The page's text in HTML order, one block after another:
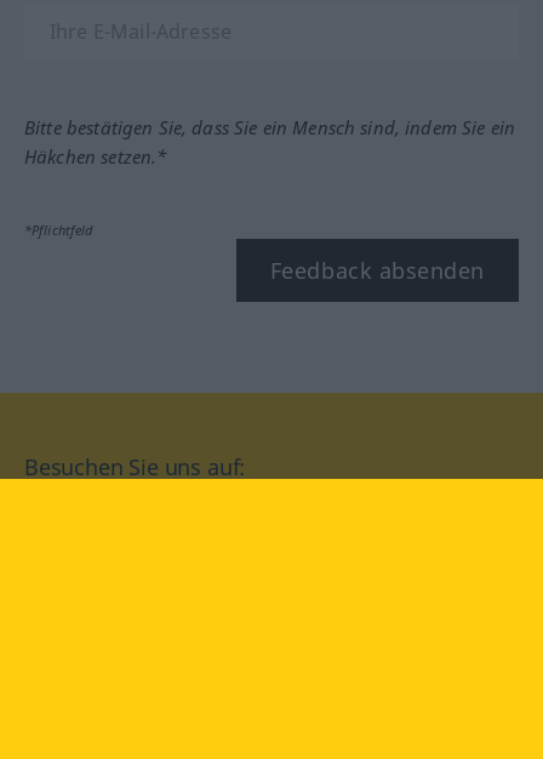
Bitte bestätigen Sie, dass Sie ein Mensch sind, indem Sie ein
Häkchen setzen.*
*Pflichtfeld
Feedback absenden
Besuchen Sie uns auf: